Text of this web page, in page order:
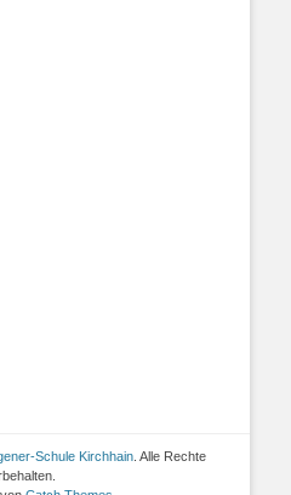
Schule Kirchhain . Alle Rechte